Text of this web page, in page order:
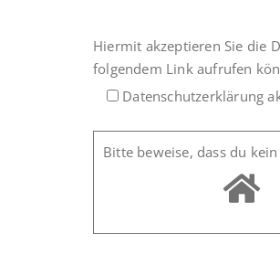
Hiermit akzeptieren Sie die
folgendem Link aufrufen
Datenschutzerklärung
Bitte beweise, dass du